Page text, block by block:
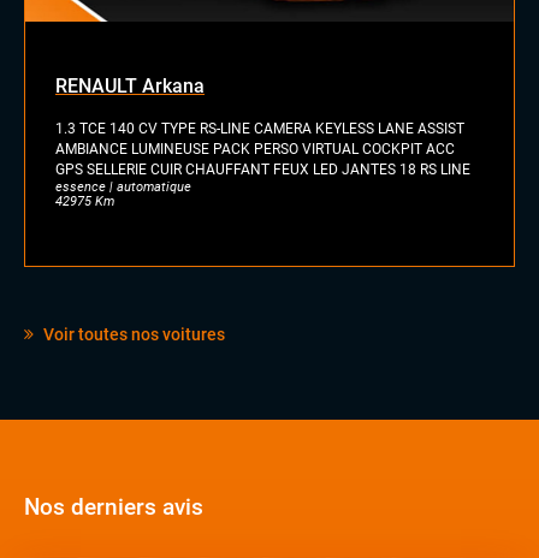
RENAULT Arkana
1.3 TCE 140 CV TYPE RS-LINE CAMERA KEYLESS LANE ASSIST
AMBIANCE LUMINEUSE PACK PERSO VIRTUAL COCKPIT ACC
GPS SELLERIE CUIR CHAUFFANT FEUX LED JANTES 18 RS LINE
essence | automatique
42975 Km
Voir toutes nos voitures
Nos derniers avis